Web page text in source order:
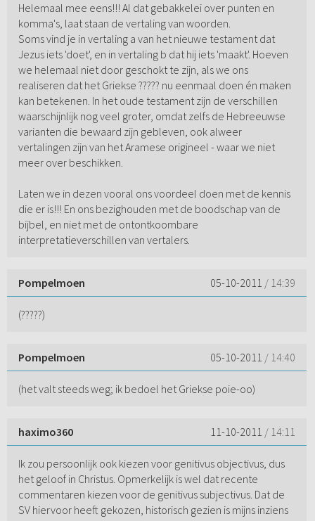
Helemaal mee eens!!! Al dat gebakkelei over punten en
komma's, laat staan de vertaling van woorden.
Soms vind je in vertaling a van het nieuwe testament dat
Jezus iets 'doet', en in vertaling b dat hij iets 'maakt'. Hoeven
we helemaal niet door geschokt te zijn, als we ons
realiseren dat het Griekse ????? nu eenmaal doen én maken
kan betekenen. In het oude testament zijn de verschillen
waarschijnlijk nog veel groter, omdat zelfs de Hebreeuwse
varianten die bewaard zijn gebleven, ook alweer
vertalingen zijn van het Aramese origineel - waar we niet
meer over beschikken.
Laten we in dezen vooral ons voordeel doen met de kennis
die er is!!! En ons bezighouden met de boodschap van de
bijbel, en niet met de ontontkoombare
interpretatieverschillen van vertalers.
Pompelmoen 05-10-2011 / 14:39
(?????)
Pompelmoen 05-10-2011 / 14:40
(het valt steeds weg; ik bedoel het Griekse poie-oo)
haximo360 11-10-2011 / 14:11
Ik zou persoonlijk ook kiezen voor genitivus objectivus, dus
het geloof in Christus. Opmerkelijk is wel dat recente
commentaren kiezen voor de genitivus subjectivus. Dat de
SV hiervoor heeft gekozen, historisch gezien is mijns inziens